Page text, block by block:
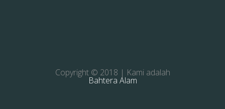
Copyright © 2018 | Kami adalah
Bahtera Alam